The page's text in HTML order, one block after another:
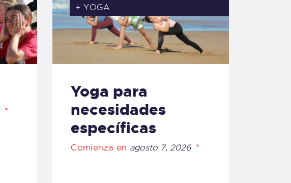
+ YOGA
Yoga para
necesidades
específicas
Comienza en agosto 7, 2026